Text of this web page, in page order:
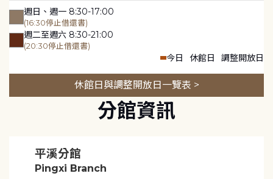
週日、週一 8:30-17:00
(16:30停止借還書)
週二至週六 8:30-21:00
(20:30停止借還書)
今日 休館日 調整開放日
休館日與調整開放日一覽表 >
分館資訊
平溪分館
Pingxi Branch